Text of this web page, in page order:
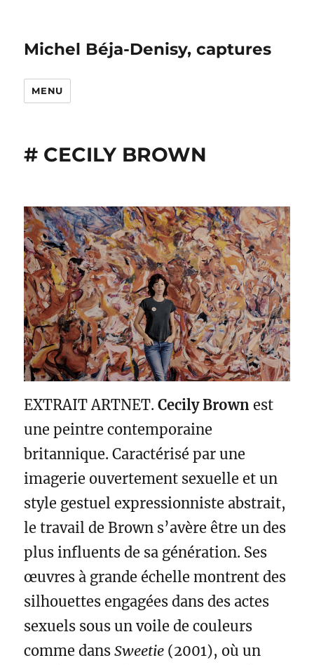
Michel Béja-Denisy, captures
MENU
# CECILY BROWN
EXTRAIT ARTNET.Cecily Brown est
une peintre contemporaine
britannique. Caractérisé par une
imagerie ouvertement sexuelle et un
style gestuel expressionniste abstrait,
le travail de Brown s’avère être un des
plus influents de sa génération. Ses
œuvres à grande échelle montrent des
silhouettes engagées dans des actes
sexuels sous un voile de couleurs
comme dansSweetie (2001), où un